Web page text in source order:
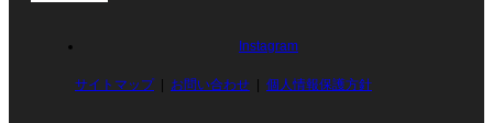
Instagram
サイトマップ お問い合わせ 個人情報保護方針